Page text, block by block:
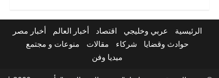
الرئيسية عربي وخليجي اقتصاد أخبار العالم
أخبار مصر
حوادث وقضايا
شركاء مقالات
منوعات و مجتمع
ميديا وفن